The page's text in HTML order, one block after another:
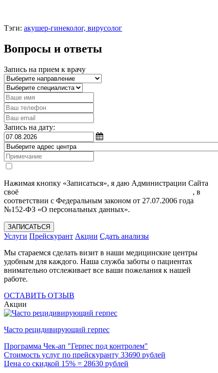
Тэги: акушер-гинеколог, вирусолог
Вопросы и ответы
Запись на прием к врачу
Запись на дату:
Нажимая кнопку «Записаться», я даю Администрации Сайта
своё
, в
соответствии с Федеральным законом от 27.07.2006 года
№152-ФЗ «О персональных данных».
ЗАПИСАТЬСЯ
Услуги Прейскурант Акции Сдать анализы
Мы стараемся сделать визит в наши медицинские центры
удобным для каждого. Наша служба заботы о пациентах
внимательно отслеживает все ваши пожелания к нашей
работе.
ОСТАВИТЬ ОТЗЫВ
Акции
Часто рецидивирующий герпес
Программа Чек-ап "Герпес под контролем"
Стоимость услуг по прейскуранту 33690 рублей
Цена со скидкой 15% = 28630 рублей